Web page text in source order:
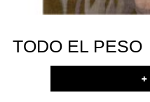
TODO EL PESO
+